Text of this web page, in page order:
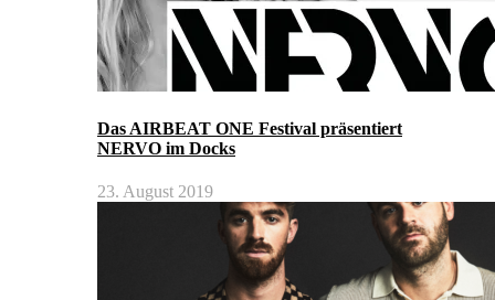
Das AIRBEAT ONE Festival präsentiert
NERVO im Docks
23. August 2019